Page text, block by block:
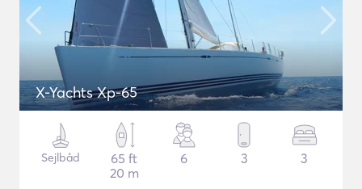
X-Yachts Xp-65
Sejlbåd
65 ft
20 m
6 3 3